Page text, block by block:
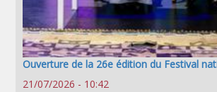
Ouverture de la 26e édition du Festival
21/07/2026 - 10:42